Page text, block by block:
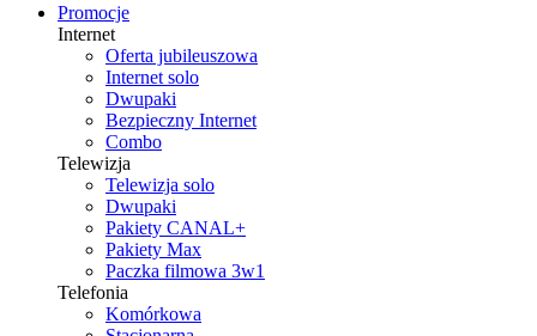
Promocje
Internet
Oferta jubileuszowa
Internet solo
Dwupaki
Bezpieczny Internet
Combo
Telewizja
Telewizja solo
Dwupaki
Pakiety CANAL+
Pakiety Max
Paczka filmowa 3w1
Telefonia
Komórkowa